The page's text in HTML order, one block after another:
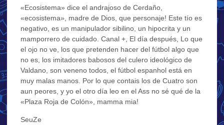
«Ecosistema» dice el andrajoso de Cerdaño,
«ecosistema», madre de Dios, que personaje! Este tío es
negativo, es un manipulador sibilino, un hipocrita y un
mamporrero de cuidado. Canal +, El día después, Lo que
el ojo no ve, los que pretenden hacer del fútbol algo que
no es, los imitadores babosos del culero ideológico de
Valdano, son veneno todos, el fútbol espanhol está en
muy malas manos. Por lo que contais los de Cuatro son
aun peores, y yo el otro día leo en el Ass no sé qué de la
«Plaza Roja de Colón», mamma mia!
SeuZe